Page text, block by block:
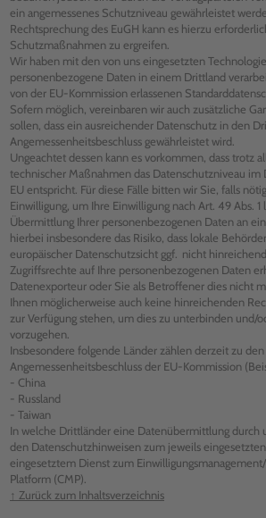
ein angemessenes Schutzniveau gewährleistet
Rechtsprechung des EuGH kann es hierzu
Schutzmaßnahmen zu ergreifen.
Wir haben mit den von uns eingesetzten
personenbezogene Daten in einem Drittland
von der EU-Kommission erlassenen
Sofern möglich, vereinbaren wir auch zusätzliche
sollen, dass ein ausreichender Datenschutz in den
Angemessenheitsbeschluss gewährleistet wird.
Ungeachtet dessen kann es vorkommen, dass trotz
technischer Maßnahmen das Datenschutzniveau
EU entspricht. Für diese Fälle bitten wir Sie, falls
Einwilligung, um Ihre Einwilligung nach Art. 49 Abs. 1
Übermittlung Ihrer personenbezogenen Daten an
hierbei insbesondere das Risiko, dass lokale
europäischer Datenschutzsicht ggf. nicht
Zugriffsrechte auf Ihre personenbezogenen Daten
Datenexporteur oder Sie als Betroffener dies nicht
Ihnen möglicherweise auch keine hinreichenden
zur Verfügung stehen, um dies zu unterbinden und/
vorzugehen.
Insbesondere folgende Länder zählen derzeit zu
Angemessenheitsbeschluss der EU-Kommission
- China
- Russland
- Taiwan
In welche Drittländer eine Datenübermittlung durch
den Datenschutzhinweisen zum jeweils
eingesetztem Dienst zum
Platform (CMP).
↑ Zurück zum Inhaltsverzeichnis